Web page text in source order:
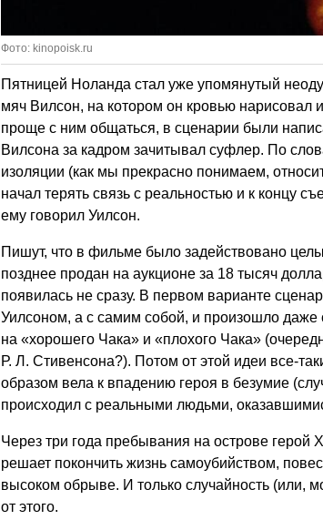
Фото: kinopoisk.ru
Пятницей Ноланда стал уже упомянутый
мяч Вилсон, на котором он кровью
проще с ним общаться, в сценарии были
Вилсона за кадром зачитывал суфлер. По
изоляции (как мы прекрасно понимаем,
начал терять связь с реальностью и к концу
ему говорил Уилсон.
Пишут, что в фильме было задействовано
позднее продан на аукционе за 18 тысяч
появилась не сразу. В первом варианте
Уилсоном, а с самим собой, и произошло даже
на «хорошего Чака» и «плохого Чака»
Р. Л. Стивенсона?). Потом от этой идеи все-
образом вела к впадению героя в безумие
происходил с реальными людьми,
Через три года пребывания на острове герой
решает покончить жизнь самоубийством,
высоком обрыве. И только случайность (или,
от этого.